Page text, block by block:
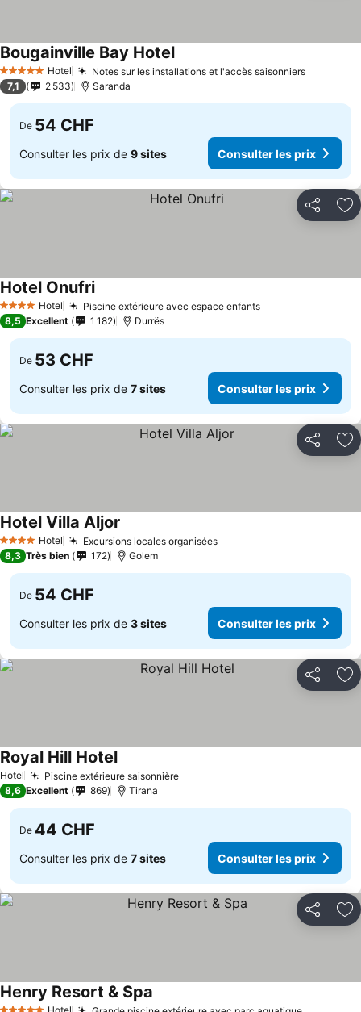
5 Étoiles Hotel Notes sur les installations et l'accès saisonniers
Bougainville Bay Hotel
7,1 2 533 Saranda
De 54 CHF
Consulter les prix de 9 sites Consulter les prix
Partager
4 Étoiles Hotel Piscine extérieure avec espace enfants
Hotel Onufri
8,5 Excellent 1 182 Durrës
De 53 CHF
Consulter les prix de 7 sites Consulter les prix
Partager
4 Étoiles Hotel Excursions locales organisées
Hotel Villa Aljor
8,3 Très bien 172 Golem
De 54 CHF
Consulter les prix de 3 sites Consulter les prix
Partager
Hotel Piscine extérieure saisonnière
Royal Hill Hotel
8,6 Excellent 869 Tirana
De 44 CHF
Consulter les prix de 7 sites Consulter les prix
Partager
Hotel
Henry Resort & Spa